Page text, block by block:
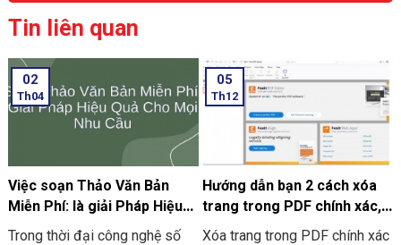
Tin liên quan
02
Th04
Việc soạn Thảo Văn Bản
Miễn Phí: là giải Pháp Hiệu
Quả Cho Mọi Nhu Cầu
Trong thời đại công nghệ số
05
Th12
Hướng dẫn bạn 2 cách xóa
trang trong PDF chính xác,
nhanh chóng
Xóa trang trong PDF chính xác